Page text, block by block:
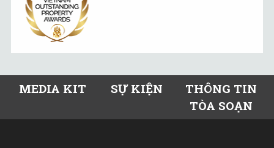
MEDIA KIT SỰ KIỆN
THÔNG TIN
TÒA SOẠN